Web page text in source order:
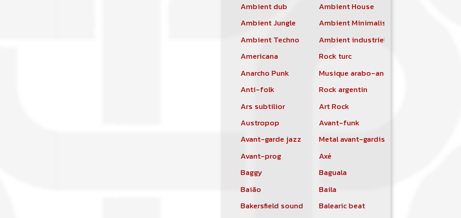
Ambient dub
Ambient House
Ambient Jungle
Ambient Minimalist
Ambient Techno
Ambient industriel
Americana
Rock turc
Anarcho Punk
Musique arabo-andalouse
Anti-folk
Rock argentin
Ars subtilior
Art Rock
Austropop
Avant-funk
Avant-garde jazz
Metal avant-gardiste
Avant-prog
Axé
Baggy
Baguala
Baião
Baila
Bakersfield sound
Balearic beat